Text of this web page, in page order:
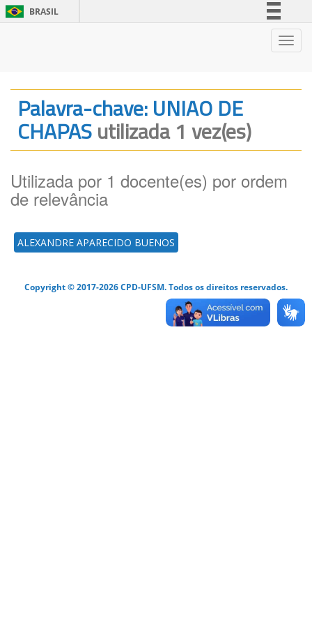
BRASIL
Legislação
Canais
Palavra-chave: UNIAO DE
CHAPASutilizada 1 vez(es)
Utilizada por 1 docente(es) por ordem
de relevância
ALEXANDRE APARECIDO BUENOS
Copyright © 2017-2026 CPD-UFSM. Todos os direitos reservados.